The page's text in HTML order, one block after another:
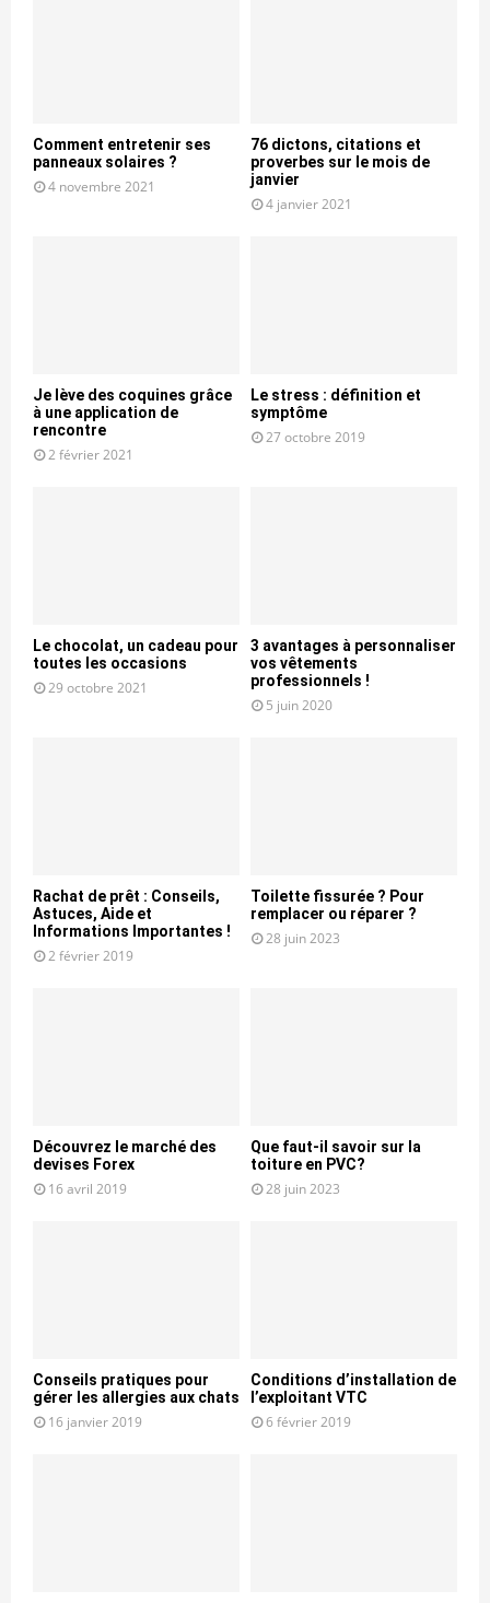
Comment entretenir ses
panneaux solaires ?
4 novembre 2021
76 dictons, citations et
proverbes sur le mois de
janvier
4 janvier 2021
Je lève des coquines grâce
à une application de
rencontre
2 février 2021
Le stress : définition et
symptôme
27 octobre 2019
Le chocolat, un cadeau pour
toutes les occasions
29 octobre 2021
3 avantages à personnaliser
vos vêtements
professionnels !
5 juin 2020
Rachat de prêt : Conseils,
Astuces, Aide et
Informations Importantes !
2 février 2019
Toilette fissurée ? Pour
remplacer ou réparer ?
28 juin 2023
Découvrez le marché des
devises Forex
16 avril 2019
Que faut-il savoir sur la
toiture en PVC?
28 juin 2023
Conseils pratiques pour
gérer les allergies aux chats
16 janvier 2019
Conditions d’installation de
l’exploitant VTC
6 février 2019